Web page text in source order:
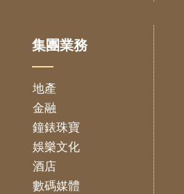
集團業務
地產
金融
鐘錶珠寶
娛樂文化
酒店
數碼媒體